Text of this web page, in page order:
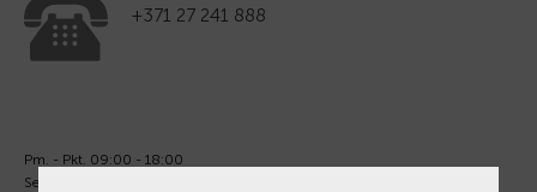
+371 27 241 888
Pm. - Pkt. 09:00 - 18:00
Sest. un Sv. - brīvs.